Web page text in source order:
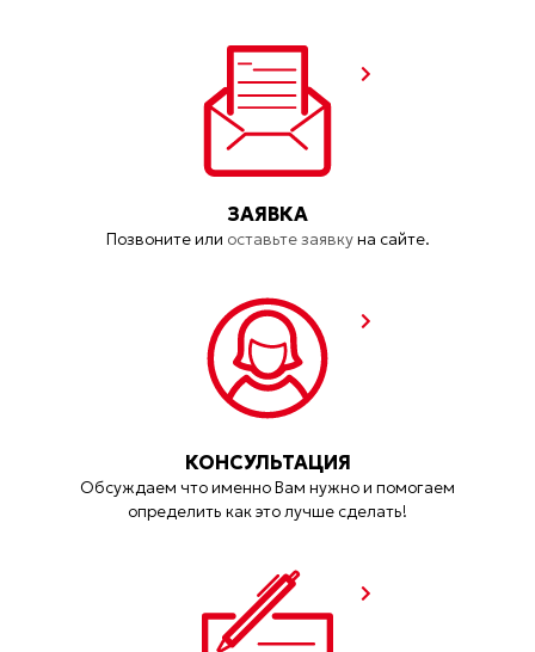
ЗАЯВКА
Позвоните или оставьте заявкуна сайте.
КОНСУЛЬТАЦИЯ
Обсуждаем что именно Вам нужно и помогаем
определить как это лучше сделать!